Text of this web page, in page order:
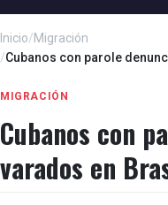
Inicio/Migración
/Cubanos con parole
MIGRACIÓN
Cubanos con
varados en